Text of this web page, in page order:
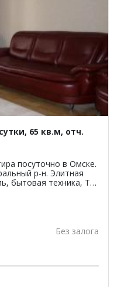
65 кв.м, отч.
р-н. Элитная
бытовая техника, ТВ,
Без залога